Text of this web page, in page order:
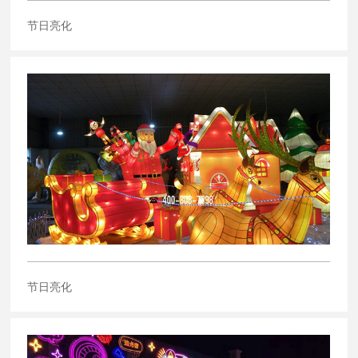
节日亮化
节日亮化